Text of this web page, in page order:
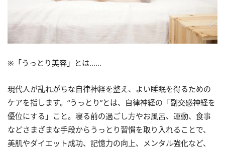
※「うっとり美容」とは……
現代人が乱れがちな自律神経を整え、よい睡眠を得るための
ケアを指します。“うっとり”とは、自律神経の「副交感神経を
優位にする」こと。寝る前の過ごし方やお風呂、運動、食事
などさまざまな手段からうっとり習慣を取り入れることで、
美肌やダイエット成功、記憶力の向上、メンタル強化など、